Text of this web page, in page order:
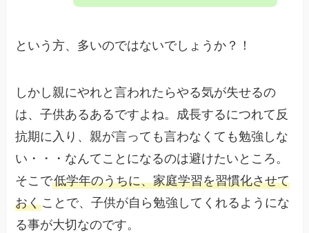
という方、多いのではないでしょうか？！
しかし親にやれと言われたらやる気が失せるの
は、子供あるあるですよね。成長するにつれて反
抗期に入り、親が言っても言わなくても勉強しな
い・・・なんてことになるのは避けたいところ。
そこで低学年のうちに、家庭学習を習慣化させて
おくことで、子供が自ら勉強してくれるようにな
る事が大切なのです。